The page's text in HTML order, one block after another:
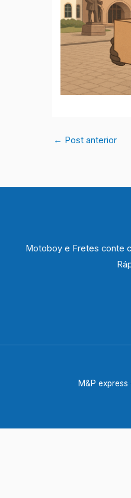
← Post anterior
Motoboy e Fretes conte
M&P